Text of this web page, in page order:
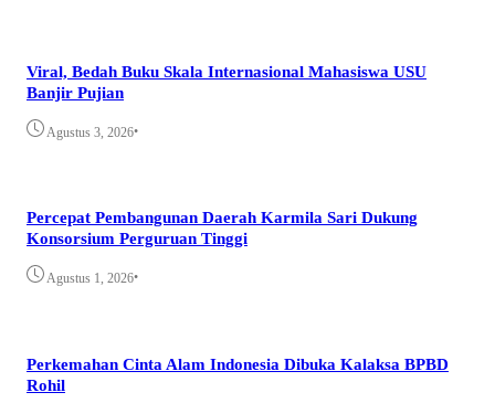
Viral, Bedah Buku Skala Internasional Mahasiswa USU
Banjir Pujian
Agustus 3, 2026•
Percepat Pembangunan Daerah Karmila Sari Dukung
Konsorsium Perguruan Tinggi
Agustus 1, 2026•
Perkemahan Cinta Alam Indonesia Dibuka Kalaksa BPBD
Rohil